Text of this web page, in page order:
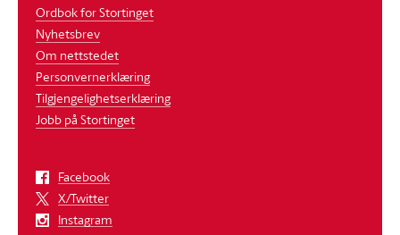
Ordbok for Stortinget
Nyhetsbrev
Om nettstedet
Personvernerklæring
Tilgjengelighetserklæring
Jobb på Stortinget
Facebook
X/Twitter
Instagram